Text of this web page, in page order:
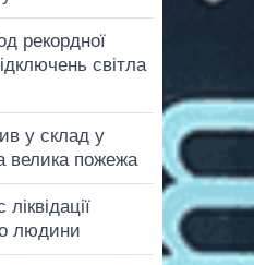
рекордної
світла
у склад у
велика пожежа
людини